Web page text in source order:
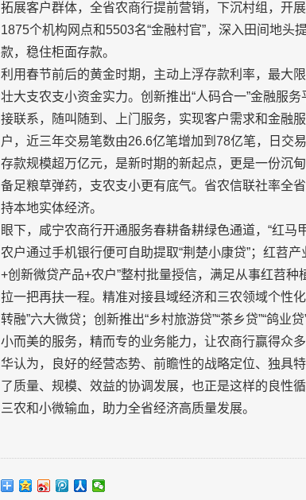
拓展客户群体，全省农商行提前营销，下沉村组，开
1875个机构网点和5503名“金融村官”，深入田间地
款，稳住柜面存款。
利用春节前后的黄金时期，主动上浮存款利率，最大
壮大支农支小资金实力。创新推出“人码合一”金融服
接联系，随叫随到、上门服务，实现客户需求和金融
户，近三年交易笔数由26.6亿笔增加到78亿笔，日交
存款规模超万亿元，是新时期的新起点，更是一份沉甸
备足粮草弹药，支农支小更有底气。省农信联社率全
持本地实体经济。
眼下，咸宁农商行开通服务春耕备耕绿色通道，“红马
农户通过手机银行便可自助提取“荆楚小康贷”；红苕
+创新微贷产品+农户”整村批量授信，满足从事红苕
拉一把再扶一程。精准对接县域经济和三农领域个性化
转融”六大微贷；创新推出“乡村旅游贷”“茶乡贷”“鸽业
小而美的服务，精而专的业务能力，让农商行赢得众
华认为，良好的经营态势、前瞻性的战略定位、独具
了质量、规模、效益的协调发展，也正是这样的良性
三农和小微输血，助力全省经济高质量发展。